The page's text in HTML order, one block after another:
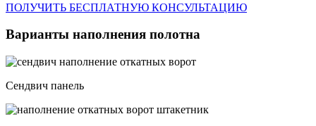
ПОЛУЧИТЬ БЕСПЛАТНУЮ КОНСУЛЬТАЦИЮ
Варианты наполнения полотна
Сендвич панель